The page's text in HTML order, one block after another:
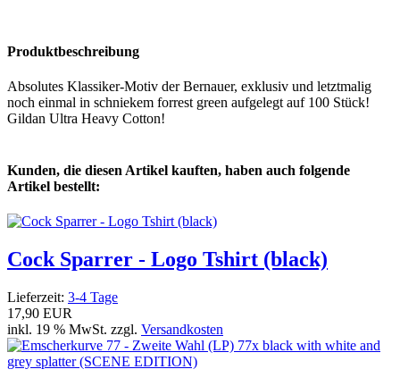
Produktbeschreibung
Absolutes Klassiker-Motiv der Bernauer, exklusiv und letztmalig
noch einmal in schniekem forrest green aufgelegt auf 100 Stück!
Gildan Ultra Heavy Cotton!
Kunden, die diesen Artikel kauften, haben auch folgende
Artikel bestellt:
Cock Sparrer - Logo Tshirt (black)
Lieferzeit: 3-4 Tage
17,90 EUR
inkl. 19 % MwSt. zzgl. Versandkosten